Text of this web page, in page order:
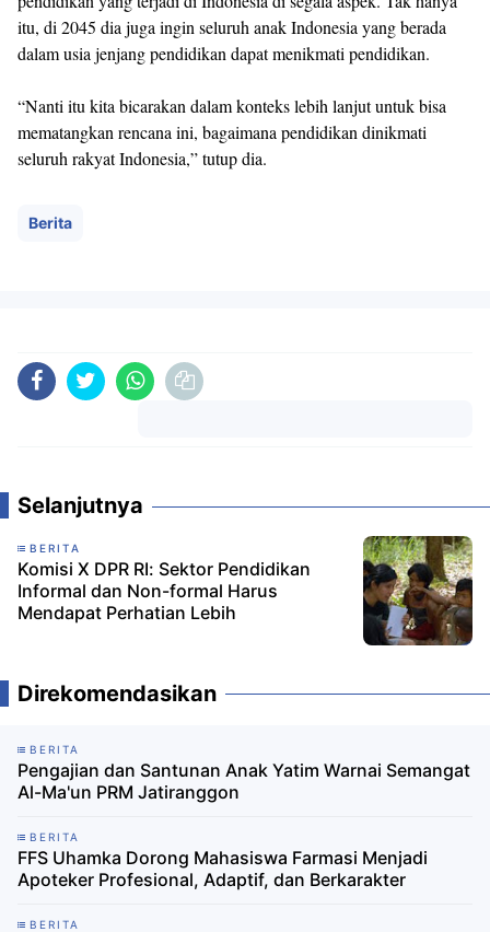
itu, di 2045 dia juga ingin seluruh anak Indonesia yang berada
dalam usia jenjang pendidikan dapat menikmati pendidikan.
“Nanti itu kita bicarakan dalam konteks lebih lanjut untuk bisa
mematangkan rencana ini, bagaimana pendidikan dinikmati
seluruh rakyat Indonesia,” tutup dia.
Berita
Selanjutnya
BERITA
Komisi X DPR RI: Sektor Pendidikan
Informal dan Non-formal Harus
Mendapat Perhatian Lebih
Direkomendasikan
BERITA
Pengajian dan Santunan Anak Yatim Warnai Semangat
Al-Ma'un PRM Jatiranggon
BERITA
FFS Uhamka Dorong Mahasiswa Farmasi Menjadi
Apoteker Profesional, Adaptif, dan Berkarakter
BERITA